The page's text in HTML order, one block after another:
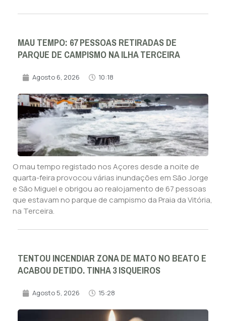
MAU TEMPO: 67 PESSOAS RETIRADAS DE
PARQUE DE CAMPISMO NA ILHA TERCEIRA
Agosto 6, 2026 10:18
O mau tempo registado nos Açores desde a noite de
quarta-feira provocou várias inundações em São Jorge
e São Miguel e obrigou ao realojamento de 67 pessoas
que estavam no parque de campismo da Praia da Vitória,
na Terceira.
TENTOU INCENDIAR ZONA DE MATO NO BEATO E
ACABOU DETIDO. TINHA 3 ISQUEIROS
Agosto 5, 2026 15:28